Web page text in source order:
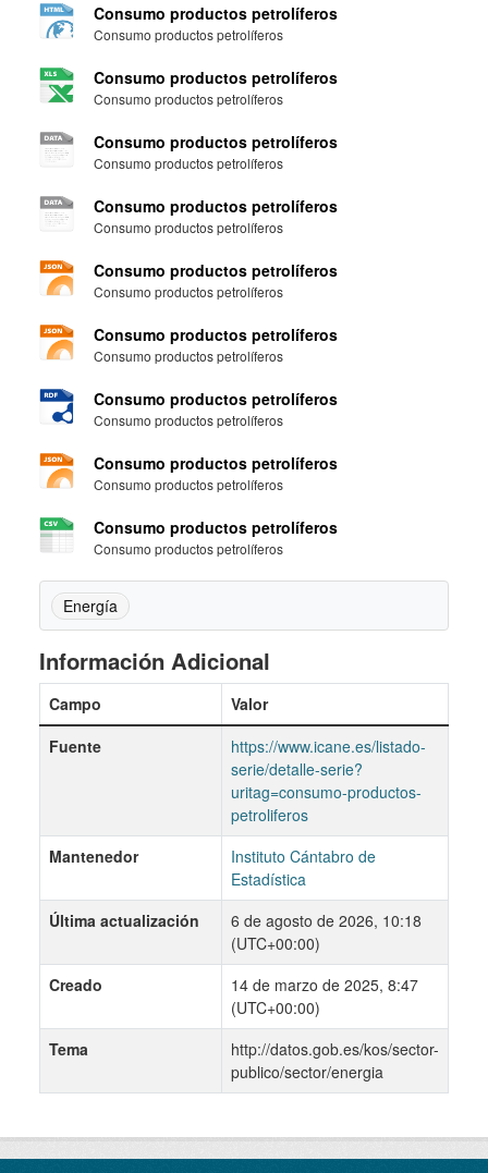
Consumo productos petrolíferos
Consumo productos petrolíferos
Consumo productos petrolíferos
Consumo productos petrolíferos
Consumo productos petrolíferos
Consumo productos petrolíferos
Consumo productos petrolíferos
Consumo productos petrolíferos
Consumo productos petrolíferos
Consumo productos petrolíferos
Consumo productos petrolíferos
Consumo productos petrolíferos
Consumo productos petrolíferos
Consumo productos petrolíferos
Consumo productos petrolíferos
Consumo productos petrolíferos
Consumo productos petrolíferos
Consumo productos petrolíferos
Energía
Información Adicional
Campo
Valor
Fuente
https://www.icane.es/listado-
serie/detalle-serie?
uritag=consumo-productos-
petroliferos
Mantenedor
Instituto Cántabro de
Estadística
Última actualización
6 de agosto de 2026, 10:18
(UTC+00:00)
Creado
14 de marzo de 2025, 8:47
(UTC+00:00)
Tema
http://datos.gob.es/kos/sector-
publico/sector/energia